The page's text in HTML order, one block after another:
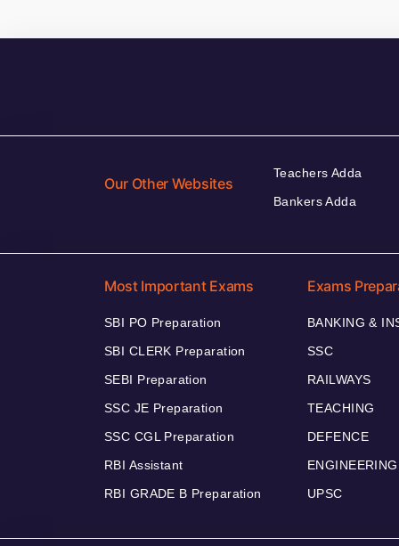
Our Other Websites
Teachers Adda
Bankers Adda
Most Important Exams
SBI PO Preparation
SBI CLERK Preparation
SEBI Preparation
SSC JE Preparation
SSC CGL Preparation
RBI Assistant
RBI GRADE B Preparation
Exams
BANKING &
SSC
RAILWAYS
TEACHING
DEFENCE
ENGINEERING
UPSC